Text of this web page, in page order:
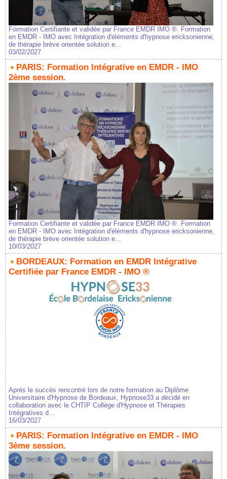
Formation Certifiante et validée par France EMDR IMO ®. Formation
en EMDR - IMO avec Intégration d'éléments d'hypnose ericksonienne,
de thérapie brève orientée solution e...
03/02/2027
PARIS: Formation Intégrative en EMDR - IMO
2ème session.
Formation Certifiante et validée par France EMDR IMO ®. Formation
en EMDR - IMO avec Intégration d'éléments d'hypnose ericksonienne,
de thérapie brève orientée solution e...
10/03/2027
BORDEAUX: Formation en EMDR Intégrative
Certifiée par France EMDR - IMO ®
Après le succès rencontré lors de notre formation au Diplôme
Universitaire d'Hypnose de Bordeaux, Hypnose33 a décidé en
collaboration avec le CHTIP Collège d'Hypnose et Thérapies
Intégratives d...
16/03/2027
PARIS: Formation Intégrative en EMDR - IMO
3ème session.